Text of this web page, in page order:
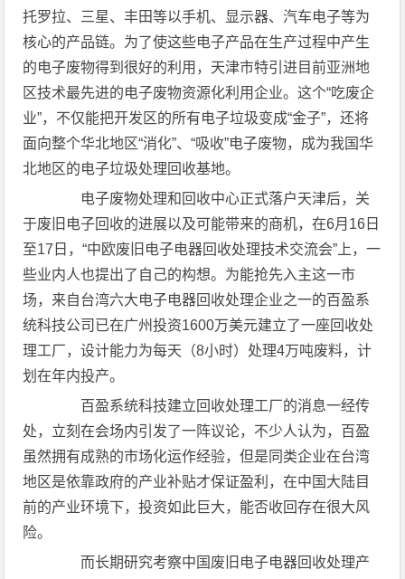
托罗拉、三星、丰田等以手机、显示器、汽车电子等为
核心的产品链。为了使这些电子产品在生产过程中产生
的电子废物得到很好的利用，天津市特引进目前亚洲地
区技术最先进的电子废物资源化利用企业。这个“吃废企
业”，不仅能把开发区的所有电子垃圾变成“金子”，还将
面向整个华北地区“消化”、“吸收”电子废物，成为我国华
北地区的电子垃圾处理回收基地。
电子废物处理和回收中心正式落户天津后，关
于废旧电子回收的进展以及可能带来的商机，在6月16日
至17日，“中欧废旧电子电器回收处理技术交流会”上，一
些业内人也提出了自己的构想。为能抢先入主这一市
场，来自台湾六大电子电器回收处理企业之一的百盈系
统科技公司已在广州投资1600万美元建立了一座回收处
理工厂，设计能力为每天（8小时）处理4万吨废料，计
划在年内投产。
百盈系统科技建立回收处理工厂的消息一经传
处，立刻在会场内引发了一阵议论，不少人认为，百盈
虽然拥有成熟的市场化运作经验，但是同类企业在台湾
地区是依靠政府的产业补贴才保证盈利，在中国大陆目
前的产业环境下，投资如此巨大，能否收回存在很大风
险。
而长期研究考察中国废旧电子电器回收处理产